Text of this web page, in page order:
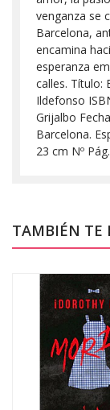
venganza se
Barcelona,
encamina
esperanza
calles. Título:
Ildefonso
Grijalbo
Barcelona.
23 cm Nº
TAMBIÉN TE